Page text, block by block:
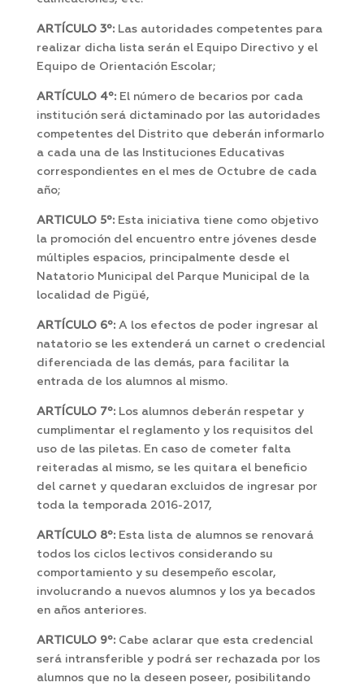
ARTÍCULO 3º: Las autoridades competentes para
realizar dicha lista serán el Equipo Directivo y el
Equipo de Orientación Escolar;
ARTÍCULO 4º: El número de becarios por cada
institución será dictaminado por las autoridades
competentes del Distrito que deberán informarlo
a cada una de las Instituciones Educativas
correspondientes en el mes de Octubre de cada
año;
ARTICULO 5º: Esta iniciativa tiene como objetivo
la promoción del encuentro entre jóvenes desde
múltiples espacios, principalmente desde el
Natatorio Municipal del Parque Municipal de la
localidad de Pigüé,
ARTÍCULO 6º:A los efectos de poder ingresar al
natatorio se les extenderá un carnet o credencial
diferenciada de las demás, para facilitar la
entrada de los alumnos al mismo.
ARTÍCULO 7º: Los alumnos deberán respetar y
cumplimentar el reglamento y los requisitos del
uso de las piletas. En caso de cometer falta
reiteradas al mismo, se les quitara el beneficio
del carnet y quedaran excluidos de ingresar por
toda la temporada 2016-2017,
ARTÍCULO 8º: Esta lista de alumnos se renovará
todos los ciclos lectivos considerando su
comportamiento y su desempeño escolar,
involucrando a nuevos alumnos y los ya becados
en años anteriores.
ARTICULO 9º:Cabe aclarar que esta credencial
será intransferible y podrá ser rechazada por los
alumnos que no la deseen poseer, posibilitando